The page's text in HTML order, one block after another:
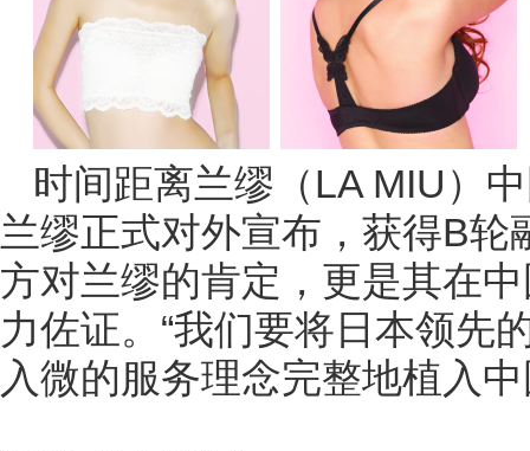
时间距离兰缪（LA MIU）
兰缪正式对外宣布，获得B
方对兰缪的肯定，更是其在
力佐证。“我们要将日本领先
入微的服务理念完整地植入